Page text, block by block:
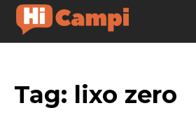
Tag: lixo zero